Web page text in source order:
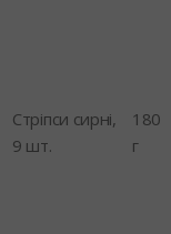
Стріпси сирні,
9 шт.
180
г